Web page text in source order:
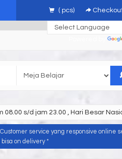
( pcs)
08.00 s/d jam 23.00 , Hari Besar
service yang responsive online
on delivery *